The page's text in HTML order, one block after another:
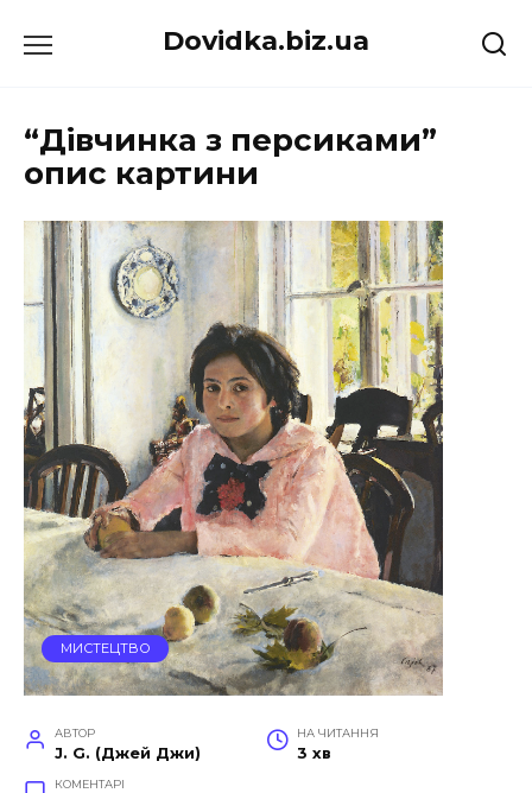
до
Dovidka.biz.ua
“Дівчинка з персиками”
опис картини
МИСТЕЦТВО
АВТОР
J. G. (Джей Джи)
НА ЧИТАННЯ
3 хв
КОМЕНТАРІ